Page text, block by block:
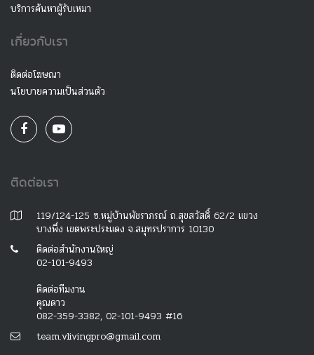
บริการค้นหาผู้รับเหมา
เกี่ยวกับเรา
ติดต่อโฆษณา
นโยบายความเป็นส่วนตัว
ติดต่อเรา
119/124-125 ซ.หมู่บ้านพัชราภรณ์ ถ.สุขสวัสดิ์ 62/2 แขวง
บางพึ่ง เขตพระประแดง จ.สมุทรปราการ 10130
ติดต่อสำนักงานใหญ่
02-101-9493
ติดต่อทีมงาน
คุณดาว
082-359-3382, 02-101-9493 #16
team.vlivingpro@gmail.com